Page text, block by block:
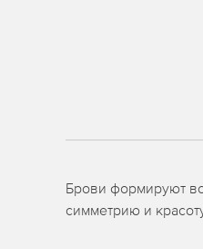
Брови формируют
симметрию и